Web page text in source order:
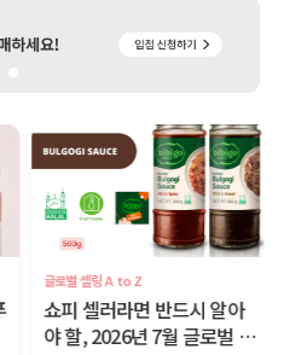
글로벌 셀링 A to Z
쇼피 셀러라면 반드시 알아
야 할, 2026년 7월 글로벌 이